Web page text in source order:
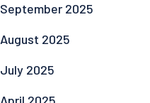
September 2025
August 2025
July 2025